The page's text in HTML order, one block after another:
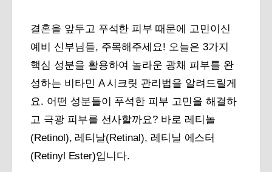
결혼을 앞두고 푸석한 피부 때문에 고민이신
예비 신부님들, 주목해주세요! 오늘은 3가지
핵심 성분을 활용하여 놀라운 광채 피부를 완
성하는 비타민 A 시크릿 관리법을 알려드릴게
요. 어떤 성분들이 푸석한 피부 고민을 해결하
고 극광 피부를 선사할까요? 바로 레티놀
(Retinol), 레티날(Retinal), 레티닐 에스터
(Retinyl Ester)입니다.